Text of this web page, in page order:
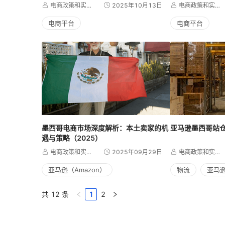
电商政策和实操 Momo 2025年10月13日
电商平台
美客多（Mercado Libre）
电商政策和实操 Momo
电商平台
美客多（
墨西哥电商市场深度解析：本土卖家的机
遇与策略（2025）
电商政策和实操 Momo 2025年09月29日
亚马逊（Amazon）
美客多（Mercado Libre）
亚马逊墨西哥站
电商政策和实操 Momo
物流 亚马
共 12 条 1 2